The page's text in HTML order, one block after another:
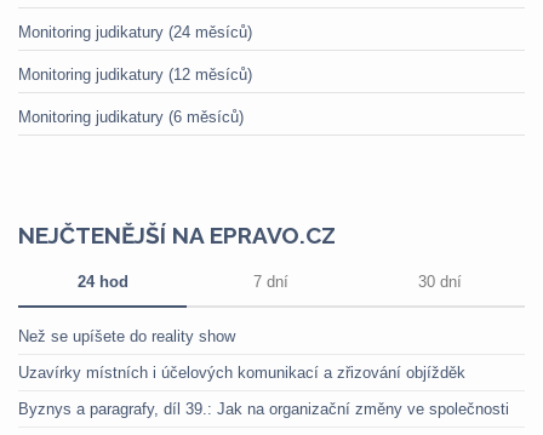
Monitoring judikatury (24 měsíců)
Monitoring judikatury (12 měsíců)
Monitoring judikatury (6 měsíců)
NEJČTENĚJŠÍ NA EPRAVO.CZ
24 hod 7 dní 30 dní
Než se upíšete do reality show
Uzavírky místních i účelových komunikací a zřizování objížděk
Byznys a paragrafy, díl 39.: Jak na organizační změny ve společnosti